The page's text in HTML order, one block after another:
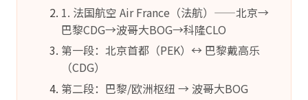
1. 法国航空 Air France（法航）——北京→
巴黎CDG→波哥大BOG→科隆CLO
第一段：北京首都（PEK）↔ 巴黎戴高乐
（CDG）
第二段：巴黎/欧洲枢纽 → 波哥大BOG